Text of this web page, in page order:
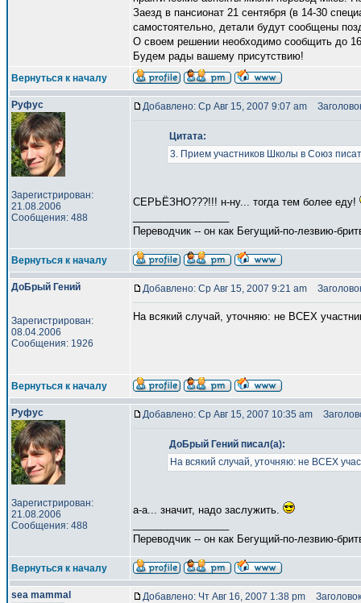
Заезд в пансионат 21 сентября (в 14-30
самостоятельно, детали будут сообщены
О своем решении необходимо сообщить до
Будем рады вашему присутствию!
Вернуться к началу
Руфус
Зарегистрирован:
21.08.2006
Сообщения: 488
Добавлено: Ср Авг 15, 2007 9:07 am
Цитата:
3. Прием участников Школы в Союз
СЕРЬЁЗНО???!!! н-ну... тогда тем более еду!
Переводчик -- он как Бегущий-по-лезвию-
Вернуться к началу
ДоБрый Гений
Зарегистрирован:
08.04.2006
Сообщения: 1926
Добавлено: Ср Авг 15, 2007 9:21 am
На всякий случай, уточняю: не ВСЕХ
Вернуться к началу
Руфус
Зарегистрирован:
21.08.2006
Сообщения: 488
Добавлено: Ср Авг 15, 2007 10:35 am
ДоБрый Гений писал(а):
На всякий случай, уточняю: не ВСЕХ
а-а... значит, надо заслужить.
Переводчик -- он как Бегущий-по-лезвию-
Вернуться к началу
sea mammal Добавлено: Чт Авг 16, 2007 1:38 pm